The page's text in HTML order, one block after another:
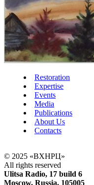
Restoration
Expertise
Events
Media
Publications
About Us
Contacts
© 2025 «ВХНРЦ»
All rights reserved
Ulitsa Radio, 17 build 6
Moscow, Russia, 105005